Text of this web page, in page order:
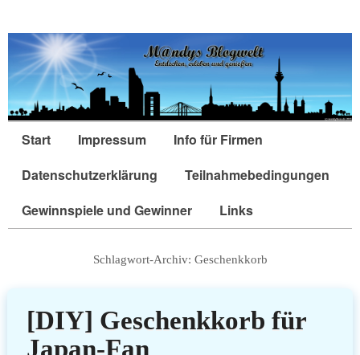
Start Impressum
Info für Firmen
Datenschutzerklärung
Teilnahmebedingungen
Gewinnspiele und Gewinner
Links
Schlagwort-Archiv: Geschenkkorb
[DIY] Geschenkkorb für
Japan-Fan